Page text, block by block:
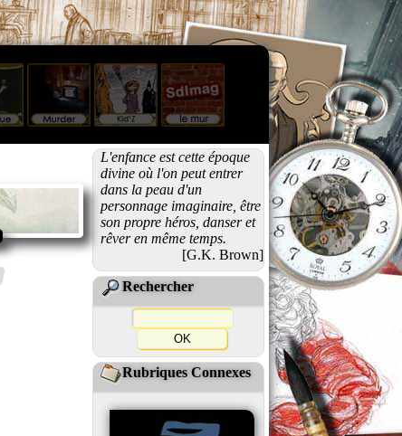
L'enfance est cette époque
divine où l'on peut entrer
dans la peau d'un
personnage imaginaire, être
son propre héros, danser et
rêver en même temps.
[G.K. Brown]
Rechercher
Rubriques Connexes